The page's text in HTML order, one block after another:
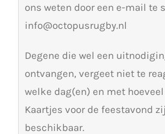
ons weten door een e-mail te
info@octopusrugby.nl
Degene die wel een
ontvangen, vergeet niet te
welke dag(en) en met
Kaartjes voor de feestavond
beschikbaar.